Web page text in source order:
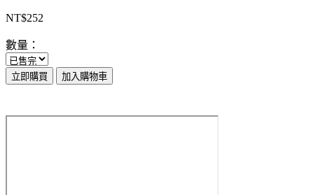
NT$252
數量：
立即購買 加入購物車